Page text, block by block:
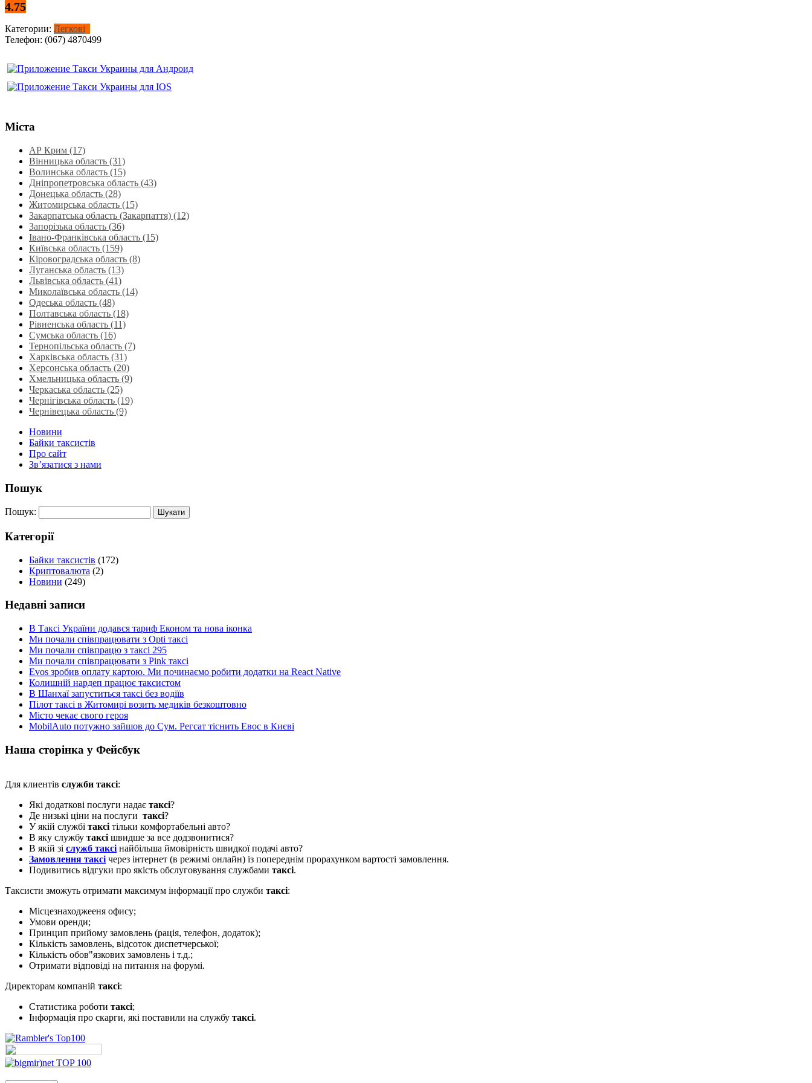
4.75
Категории: Легкові
Телефон: (067) 4870499
Міста
АР Крим (17)
Вінницька область (31)
Волинська область‎ (15)
Дніпропетровська область‎ (43)
Донецька область (28)
Житомирська область (15)
Закарпатська область (Закарпаття) (12)
Запорізька область (36)
Івано-Франківська область (15)
Київська область (159)
Кіровоградська область (8)
Луганська область‎ (13)
Львівська область‎ (41)
Миколаївська область‎ (14)
Одеська область‎ (48)
Полтавська область (18)
Рівненська область‎ (11)
Сумська область‎ (16)
Тернопільська область‎ (7)
Харківська область‎ (31)
Херсонська область‎ (20)
Хмельницька область‎ (9)
Черкаська область‎ (25)
Чернігівська область (19)
Чернівецька область (9)
Новини
Байки таксистів
Про сайт
Зв’язатися з нами
Пошук
Пошук:
Категорії
Байки таксистів (172)
Криптовалюта (2)
Новини (249)
Недавні записи
В Таксі України додався тариф Економ та нова іконка
Ми почали співпрацювати з Opti таксі
Ми почали співпрацю з таксі 295
Ми почали співпрацювати з Pink таксі
Evos зробив оплату картою. Ми починаємо робити додатки на React Native
Колишній нардеп працює таксистом
В Шанхаї запуститься таксі без водіїв
Пілот таксі в Житомирі возить медиків безкоштовно
Місто чекає свого героя
MobilAuto потужно зайшов до Сум. Регсат тіснить Евос в Києві
Наша сторінка у Фейсбук
Для клиентів служби таксі:
Які додаткові послуги надає таксі?
Де низькі ціни на послуги таксі?
У якій службі таксі тільки комфортабельні авто?
В яку службу таксі швидше за все додзвонитися?
В якій зі служб таксі найбільша ймовірність швидкої подачі авто?
Замовлення таксі через інтернет (в режимі онлайн) із попереднім прорахунком вартості замовлення.
Подивитись відгуки про якість обслуговування службами таксі.
Таксисти зможуть отримати максимум інформації про служби таксі:
Місцезнаходжееня офису;
Умови оренди;
Принцип прийому замовлень (рація, телефон, додаток);
Кількість замовлень, відсоток диспетчерської;
Кількість обов"язкових замовлень і т.д.;
Отримати відповіді на питання на форумі.
Директорам компаній таксі:
Статистика роботи таксі;
Інформація про скарги, які поставили на службу таксі.